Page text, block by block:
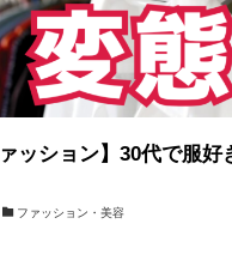
ァッション】30代で服
ファッション・美容